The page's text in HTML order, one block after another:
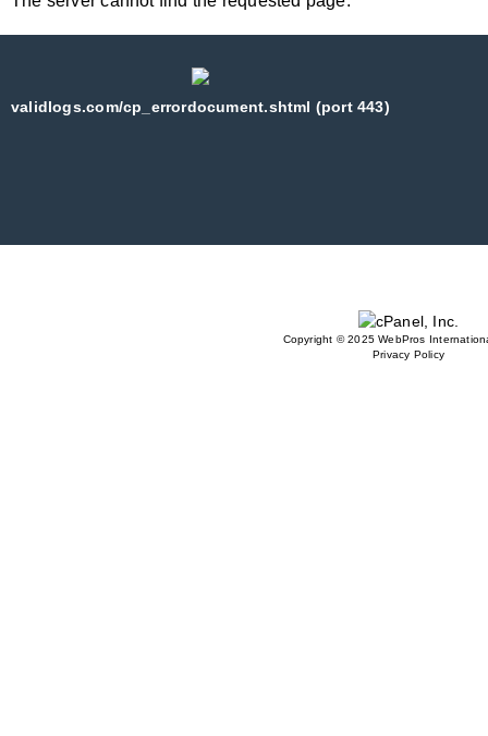
validlogs.com/cp_errordocument.shtml (port 443)
Copyright © 2025 WebPros
Privacy Policy